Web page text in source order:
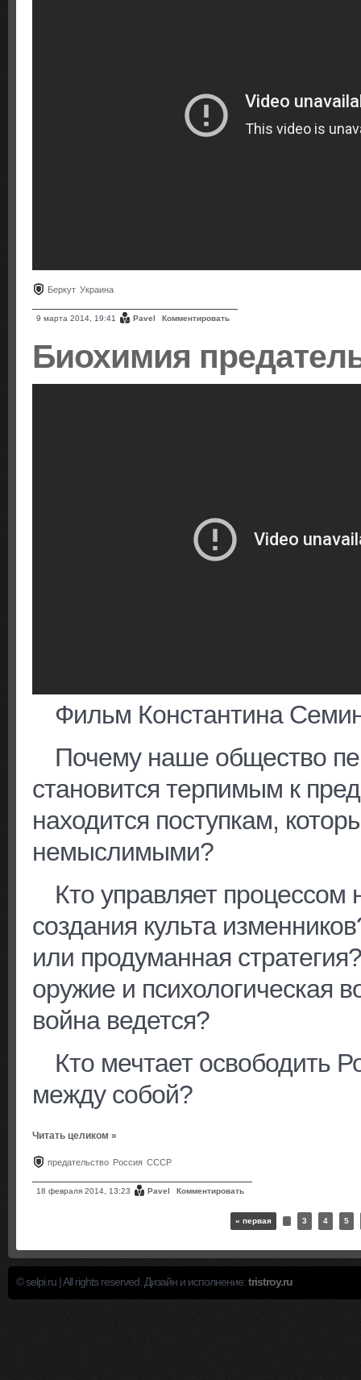
Беркут Украина
9 марта 2014, 19:41 Pavel Комментировать
Биохимия
Фильм Константина
Почему наше общество
становится терпимым к
находится поступкам,
немыслимыми?
Кто управляет
создания культа
или продуманная
оружие и психологическая
война ведется?
Кто мечтает освободить
между собой?
Читать целиком »
предательство Россия СССР
18 февраля 2014, 13:23 Pavel Комментировать
« первая 3 4 5
© selpi.ru | All rights reserved. Дизайн и исполнение:tristroy.ru